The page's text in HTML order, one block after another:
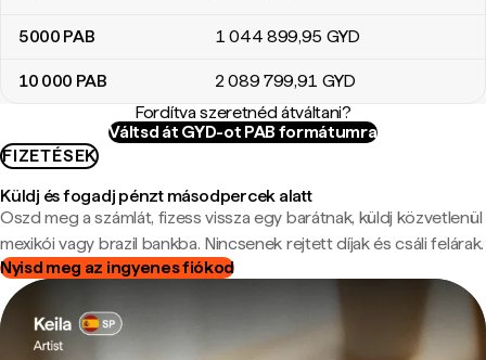
5000 PAB 1 044 899,95 GYD
10 000 PAB 2 089 799,91 GYD
Fordítva szeretnéd átváltani?
Váltsd át GYD-ot PAB formátumra
FIZETÉSEK
Küldj és fogadj pénzt másodpercek alatt
Oszd meg a számlát, fizess vissza egy barátnak, küldj közvetlenül
mexikói vagy brazil bankba. Nincsenek rejtett díjak és csáli felárak.
Nyisd meg az ingyenes fiókod